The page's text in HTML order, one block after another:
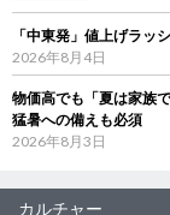
「中東発」値上げラ
2026年8月4日
物価高でも「夏は家族
猛暑への備えも必須
2026年8月3日
カルチャー